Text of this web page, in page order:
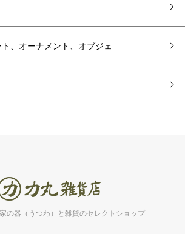
、オーナメント、オブジェ
の器（うつわ）と雑貨のセレクトショップ